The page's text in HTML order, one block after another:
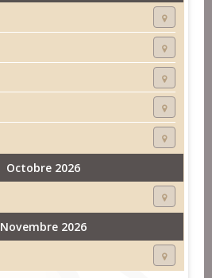
Octobre 2026
Novembre 2026